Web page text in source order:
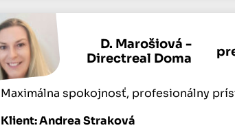
D. Marošiová -
Directreal Doma
Maximálna spokojnosť, profesionálny
Klient: Andrea Straková